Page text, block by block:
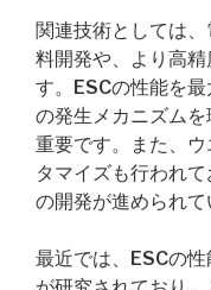
関連技術としては
料開発や、より高
す。ESCの性能を
の発生メカニズム
重要です。また、
タマイズも行われ
の開発が進められて
最近では、ESCの